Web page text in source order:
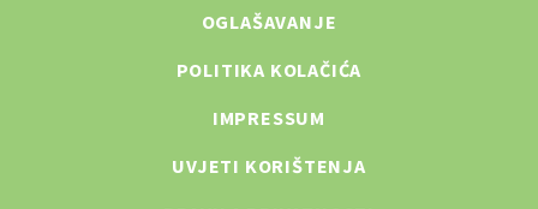
OGLAŠAVANJE
POLITIKA KOLAČIĆA
IMPRESSUM
UVJETI KORIŠTENJA